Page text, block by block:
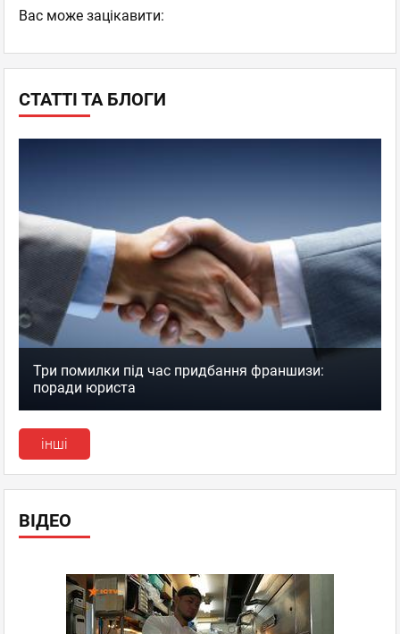
СТАТТІ ТА БЛОГИ
Три помилки під час придбання франшизи:
поради юриста
інші
ВІДЕО
Вас може зацікавити: